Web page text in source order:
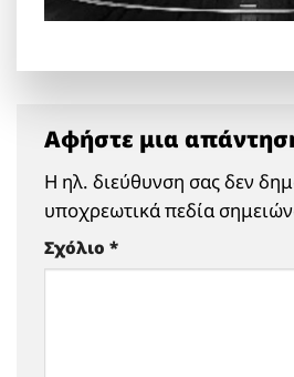
Αφήστε μια
Η ηλ. διεύθυνση σας δεν
υποχρεωτικά πεδία
Σχόλιο *